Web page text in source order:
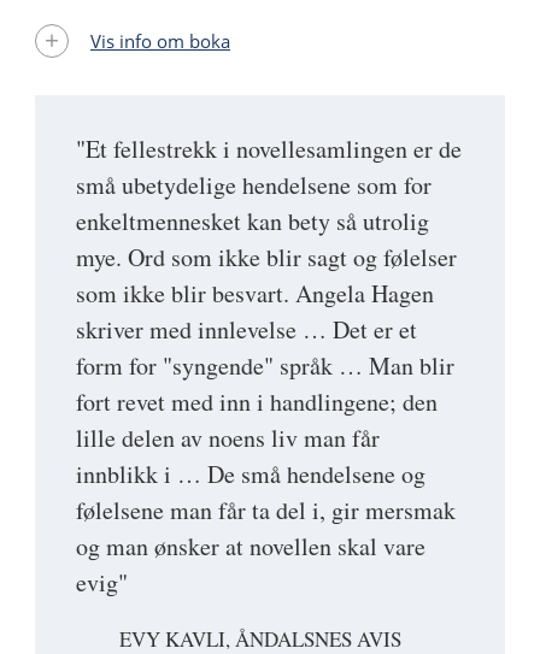
"Et fellestrekk i novellesamlingen er de
små ubetydelige hendelsene som for
enkeltmennesket kan bety så utrolig
mye. Ord som ikke blir sagt og følelser
som ikke blir besvart. Angela Hagen
skriver med innlevelse … Det er et
form for "syngende" språk … Man blir
fort revet med inn i handlingene; den
lille delen av noens liv man får
innblikk i … De små hendelsene og
følelsene man får ta del i, gir mersmak
og man ønsker at novellen skal vare
evig"
EVY KAVLI, ÅNDALSNES AVIS
Vis info om boka